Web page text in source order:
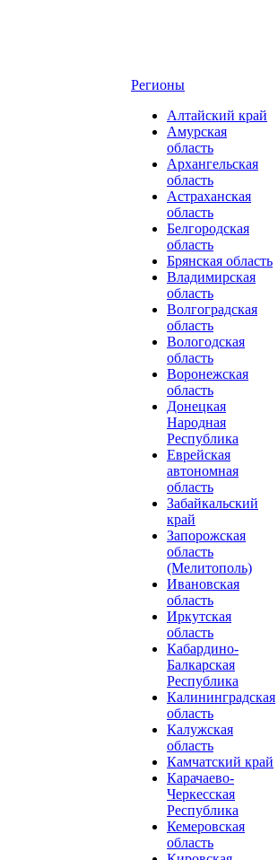
Регионы
Алтайский край
Амурская
область
Архангельская
область
Астраханская
область
Белгородская
область
Брянская область
Владимирская
область
Волгоградская
область
Вологодская
область
Воронежская
область
Донецкая
Народная
Республика
Еврейская
автономная
область
Забайкальский
край
Запорожская
область
(Мелитополь)
Ивановская
область
Иркутская
область
Кабардино-
Балкарская
Республика
Калининградская
область
Калужская
область
Камчатский край
Карачаево-
Черкесская
Республика
Кемеровская
область